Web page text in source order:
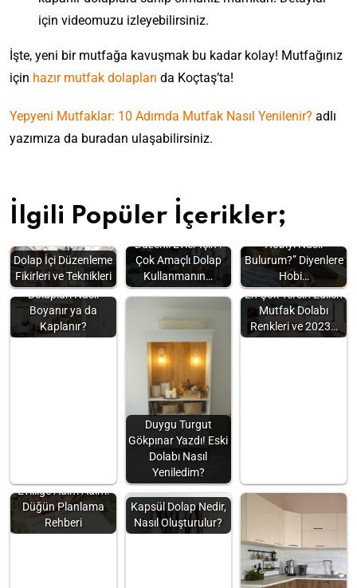
için videomuzu izleyebilirsiniz.
İşte, yeni bir mutfağa kavuşmak bu kadar kolay! Mutfağınız
için hazır mutfak dolapları da Koçtaş’ta!
Yepyeni Mutfaklar: 10 Adımda Mutfak Nasıl Yenilenir? adlı
yazımıza da buradan ulaşabilirsiniz.
İlgili Popüler İçerikler;
Dolap İçi Düzenleme
Fikirleri ve Teknikleri
Düzenli Evler İçin :
Çok Amaçlı Dolap
Kullanmanın…
“Kendime Uygun
Hobiyi Nasıl
Bulurum?” Diyenlere
Hobi…
Yeni Gibi: Mutfak
Dolapları Nasıl
Boyanır ya da
Kaplanır?
Duygu Turgut
Gökpınar Yazdı! Eski
Dolabı Nasıl
Yeniledim?
En Çok Tercih Edilen
Mutfak Dolabı
Renkleri ve 2023…
Evliliğe Adım Adım:
Düğün Planlama
Rehberi
Kapsül Dolap Nedir,
Nasıl Oluşturulur?